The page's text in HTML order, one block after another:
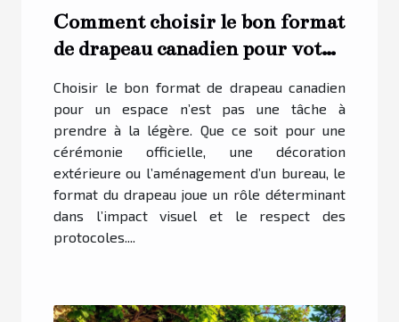
Comment choisir le bon format
de drapeau canadien pour votre
Choisir le bon format de drapeau canadien
pour un espace n’est pas une tâche à
prendre à la légère. Que ce soit pour une
cérémonie officielle, une décoration
extérieure ou l’aménagement d’un bureau, le
format du drapeau joue un rôle déterminant
dans l’impact visuel et le respect des
protocoles....